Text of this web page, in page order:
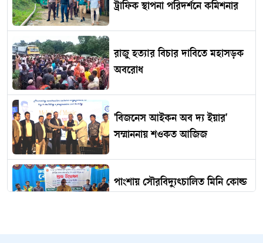
ট্রাফিক স্থাপনা পরিদর্শনে কমিশনার
রাজু হত্যার বিচার দাবিতে মহাসড়ক
অবরোধ
'বিজনেস আইকন অব দ্য ইয়ার'
সম্মাননায় শওকত আজিজ
পাংশায় সৌরবিদ্যুৎচালিত মিনি কোল্ড